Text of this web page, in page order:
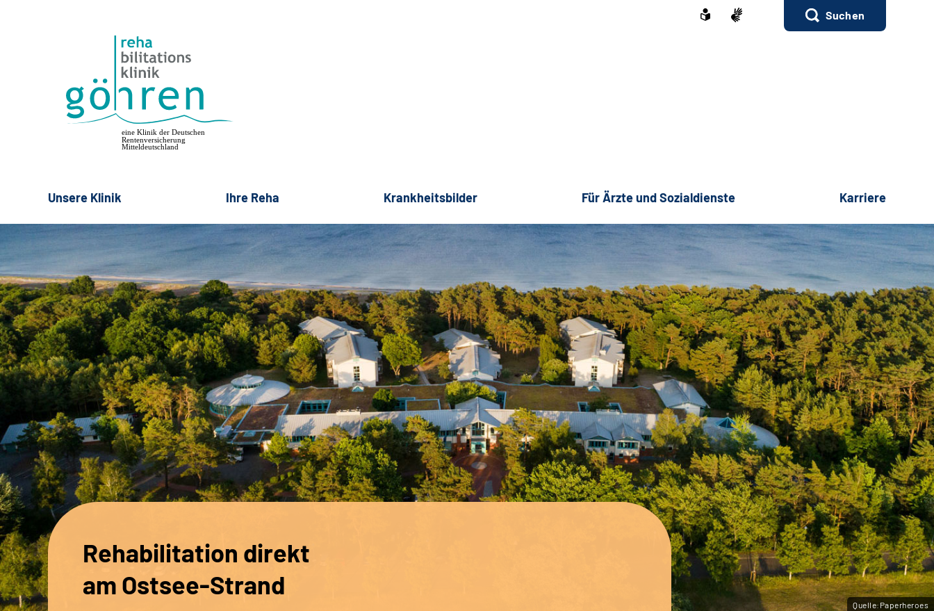
Suchen
Unsere Klinik Ihre Reha Krankheitsbilder Für Ärzte und Sozialdienste Karriere
Rehabilitation direkt
am Ostsee-Strand
Quelle:Paperheroes